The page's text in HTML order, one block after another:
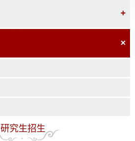
+
×
研究生招生